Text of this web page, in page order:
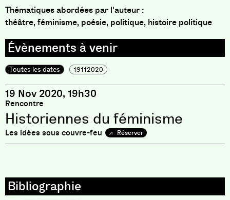
Thématiques abordées par l'auteur :
théâtre, féminisme, poésie, politique, histoire politique
Toutes les dates 19112020
19 Nov 2020, 19h30
Rencontre
Historiennes du féminisme
Les idées sous couvre-feu Réserver